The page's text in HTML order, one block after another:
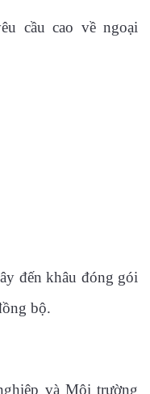
cầu cao về ngoại
đến khâu đóng gói
bộ.
và Môi trường